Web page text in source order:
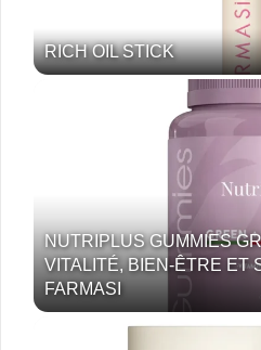
RICH OIL STICK
NUTRIPLUS GUMMIES
VITALITÉ, BIEN-ÊTRE ET
FARMASI